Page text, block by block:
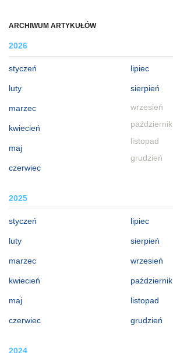
ARCHIWUM ARTYKUŁÓW
2026
styczeń
luty
marzec
kwiecień
maj
czerwiec
lipiec
sierpień
wrzesień
październik
listopad
grudzień
2025
styczeń
luty
marzec
kwiecień
maj
czerwiec
lipiec
sierpień
wrzesień
październik
listopad
grudzień
2024